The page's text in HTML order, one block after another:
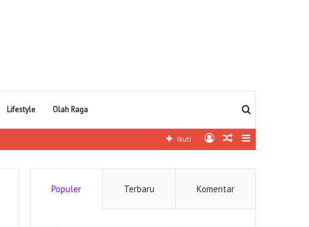
Lifestyle Olah Raga Pencarian
Sidebar
Artikel
Log
Ikuti
Populer Terbaru Komentar